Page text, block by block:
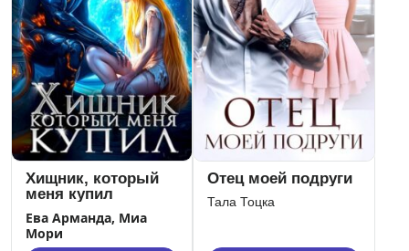
Хищник, который
меня купил
Ева Арманда, Миа
Мори
Отец моей подруги
Тала Тоцка